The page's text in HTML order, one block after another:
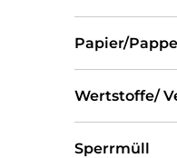
Papier/
Wertstoffe/
Sperrmüll